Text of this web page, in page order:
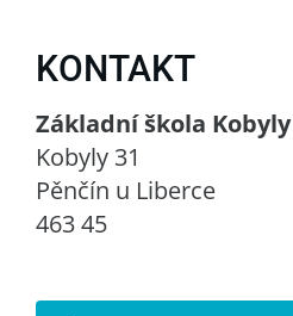
KONTAKT
Základní škola Kobyly
Kobyly 31
Pěnčín u Liberce
463 45